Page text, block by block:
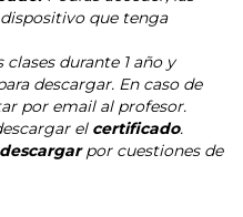
que tenga
clases durante 1 añoy
descargar. En caso de
por email al profesor.
elcertificado.
por cuestiones de